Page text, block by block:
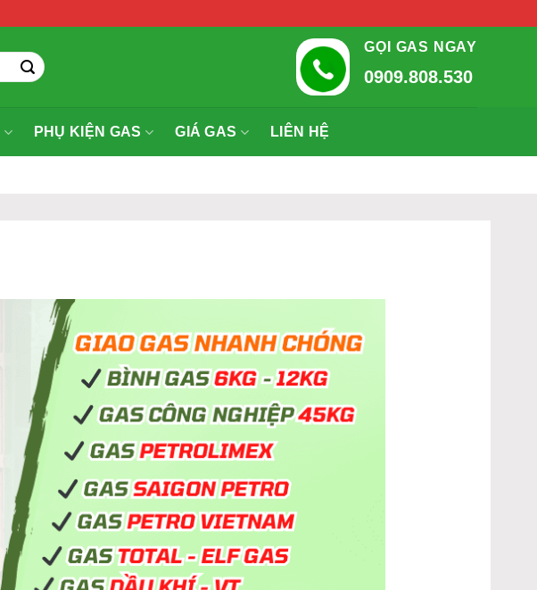
GỌI GAS NGAY
0909.808.530
PHỤ KIỆN GAS GIÁ GAS LIÊN HỆ